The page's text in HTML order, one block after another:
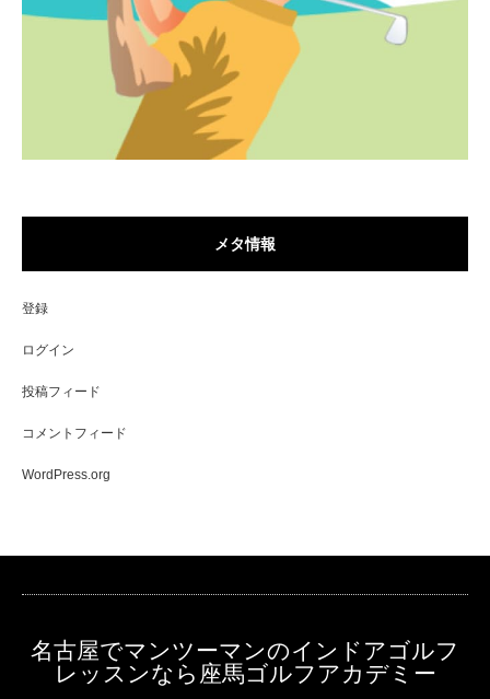
メタ情報
登録
ログイン
投稿フィード
コメントフィード
WordPress.org
名古屋でマンツーマンのインドアゴルフ
レッスンなら座馬ゴルフアカデミー